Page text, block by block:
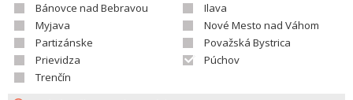
Bánovce nad Bebravou
Ilava
Myjava
Nové Mesto nad Váhom
Partizánske
Považská Bystrica
Prievidza
Púchov
Trenčín